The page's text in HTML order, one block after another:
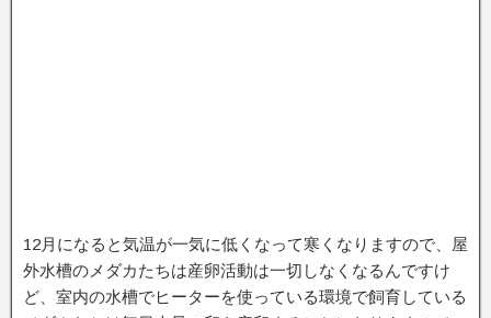
12月になると気温が一気に低くなって寒くなりますので、屋
外水槽のメダカたちは産卵活動は一切しなくなるんですけ
ど、室内の水槽でヒーターを使っている環境で飼育している